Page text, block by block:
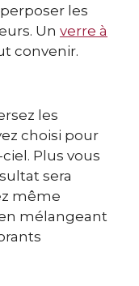
les
Un verre à
convenir.
les
choisi pour
Plus vous
sera
même
mélangeant